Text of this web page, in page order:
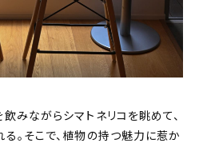
みながらシマトネリコを眺めて、
。そこで、植物の持つ魅力に惹か